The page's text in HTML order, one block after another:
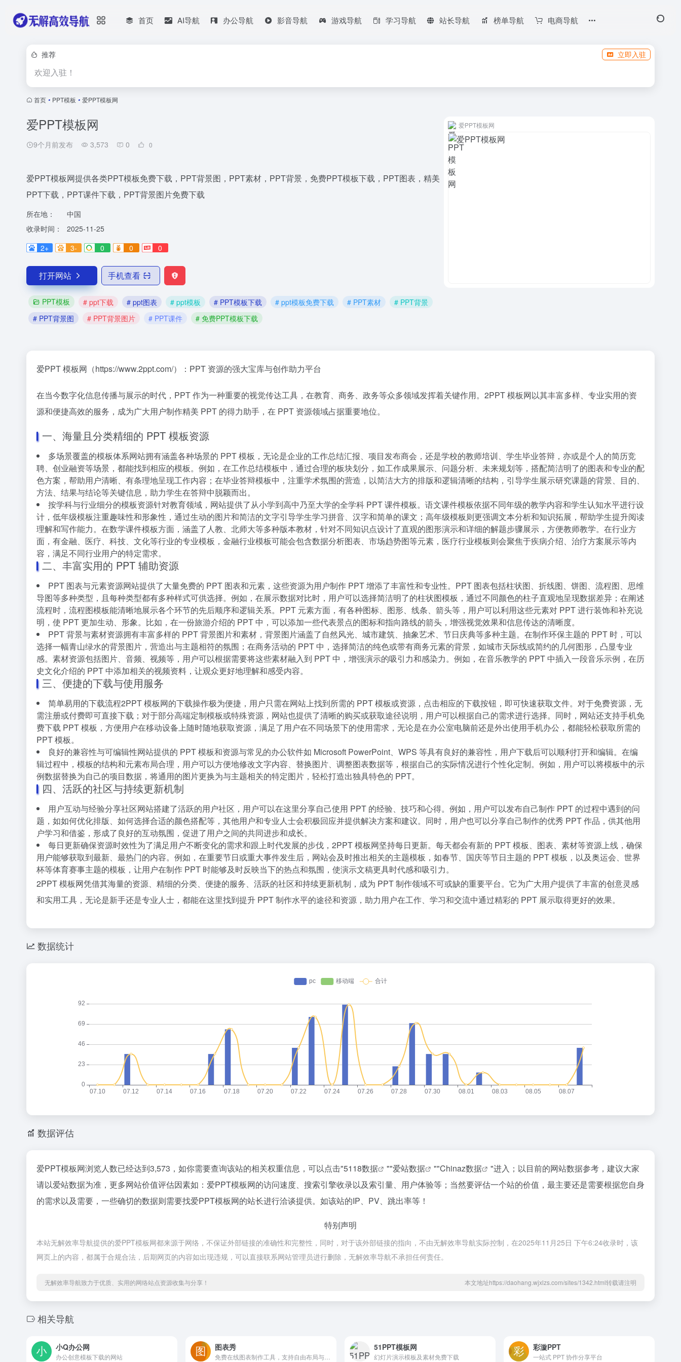
首页 AI导航 办公导航 影音导航 游戏导航 学习导航 站长导航 榜单导航 电商导航
推荐 立即入驻
欢迎入驻！
首页 • PPT模板 • 爱PPT模板网
爱PPT模板网
9个月前发布 3,573 0 0
爱PPT模板网提供各类PPT模板免费下载，PPT背景图，PPT素材，PPT背景，免费PPT模板下载，PPT图表，精美
PPT下载，PPT课件下载，PPT背景图片免费下载
所在地：
中国
收录时间：
2025-11-25
2+
3- 0 0 0
打开网站 手机查看
PPT模板 # ppt下载 # ppt图表 # ppt模板 # PPT模板下载 # ppt模板免费下载 # PPT素材
# PPT背景
# PPT背景图
# PPT背景图片 # PPT课件 # 免费PPT模板下载
爱PPT模板网
爱PPT 模板网（https://www.2ppt.com/）：PPT 资源的强大宝库与创作助力平台
在当今数字化信息传播与展示的时代，PPT 作为一种重要的视觉传达工具，在教育、商务、政务等众多领域发挥着关键作用。2PPT 模板网以其丰富多样、专业实用的资
源和便捷高效的服务，成为广大用户制作精美 PPT 的得力助手，在 PPT 资源领域占据重要地位。
一、海量且分类精细的 PPT 模板资源
多场景覆盖的模板体系网站拥有涵盖各种场景的 PPT 模板，无论是企业的工作总结汇报、项目发布商会，还是学校的教师培训、学生毕业答辩，亦或是个人的简历竞
聘、创业融资等场景，都能找到相应的模板。例如，在工作总结模板中，通过合理的板块划分，如工作成果展示、问题分析、未来规划等，搭配简洁明了的图表和专业的配
色方案，帮助用户清晰、有条理地呈现工作内容；在毕业答辩模板中，注重学术氛围的营造，以简洁大方的排版和逻辑清晰的结构，引导学生展示研究课题的背景、目的、
方法、结果与结论等关键信息，助力学生在答辩中脱颖而出。
按学科与行业细分的模板资源针对教育领域，网站提供了从小学到高中乃至大学的全学科 PPT 课件模板。语文课件模板依据不同年级的教学内容和学生认知水平进行设
计，低年级模板注重趣味性和形象性，通过生动的图片和简洁的文字引导学生学习拼音、汉字和简单的课文；高年级模板则更强调文本分析和知识拓展，帮助学生提升阅读
理解和写作能力。在数学课件模板方面，涵盖了人教、北师大等多种版本教材，针对不同知识点设计了直观的图形演示和详细的解题步骤展示，方便教师教学。在行业方
面，有金融、医疗、科技、文化等行业的专业模板，金融行业模板可能会包含数据分析图表、市场趋势图等元素，医疗行业模板则会聚焦于疾病介绍、治疗方案展示等内
容，满足不同行业用户的特定需求。
二、丰富实用的 PPT 辅助资源
PPT 图表与元素资源网站提供了大量免费的 PPT 图表和元素，这些资源为用户制作 PPT 增添了丰富性和专业性。PPT 图表包括柱状图、折线图、饼图、流程图、思维
导图等多种类型，且每种类型都有多种样式可供选择。例如，在展示数据对比时，用户可以选择简洁明了的柱状图模板，通过不同颜色的柱子直观地呈现数据差异；在阐述
流程时，流程图模板能清晰地展示各个环节的先后顺序和逻辑关系。PPT 元素方面，有各种图标、图形、线条、箭头等，用户可以利用这些元素对 PPT 进行装饰和补充说
明，使 PPT 更加生动、形象。比如，在一份旅游介绍的 PPT 中，可以添加一些代表景点的图标和指向路线的箭头，增强视觉效果和信息传达的清晰度。
PPT 背景与素材资源拥有丰富多样的 PPT 背景图片和素材，背景图片涵盖了自然风光、城市建筑、抽象艺术、节日庆典等多种主题。在制作环保主题的 PPT 时，可以
选择一幅青山绿水的背景图片，营造出与主题相符的氛围；在商务活动的 PPT 中，选择简洁的纯色或带有商务元素的背景，如城市天际线或简约的几何图形，凸显专业
感。素材资源包括图片、音频、视频等，用户可以根据需要将这些素材融入到 PPT 中，增强演示的吸引力和感染力。例如，在音乐教学的 PPT 中插入一段音乐示例，在历
史文化介绍的 PPT 中添加相关的视频资料，让观众更好地理解和感受内容。
三、便捷的下载与使用服务
简单易用的下载流程2PPT 模板网的下载操作极为便捷，用户只需在网站上找到所需的 PPT 模板或资源，点击相应的下载按钮，即可快速获取文件。对于免费资源，无
需注册或付费即可直接下载；对于部分高端定制模板或特殊资源，网站也提供了清晰的购买或获取途径说明，用户可以根据自己的需求进行选择。同时，网站还支持手机免
费下载 PPT 模板，方便用户在移动设备上随时随地获取资源，满足了用户在不同场景下的使用需求，无论是在办公室电脑前还是外出使用手机办公，都能轻松获取所需的
PPT 模板。
良好的兼容性与可编辑性网站提供的 PPT 模板和资源与常见的办公软件如 Microsoft PowerPoint、WPS 等具有良好的兼容性，用户下载后可以顺利打开和编辑。在编
辑过程中，模板的结构和元素布局合理，用户可以方便地修改文字内容、替换图片、调整图表数据等，根据自己的实际情况进行个性化定制。例如，用户可以将模板中的示
例数据替换为自己的项目数据，将通用的图片更换为与主题相关的特定图片，轻松打造出独具特色的 PPT。
四、活跃的社区与持续更新机制
用户互动与经验分享社区网站搭建了活跃的用户社区，用户可以在这里分享自己使用 PPT 的经验、技巧和心得。例如，用户可以发布自己制作 PPT 的过程中遇到的问
题，如如何优化排版、如何选择合适的颜色搭配等，其他用户和专业人士会积极回应并提供解决方案和建议。同时，用户也可以分享自己制作的优秀 PPT 作品，供其他用
户学习和借鉴，形成了良好的互动氛围，促进了用户之间的共同进步和成长。
每日更新确保资源时效性为了满足用户不断变化的需求和跟上时代发展的步伐，2PPT 模板网坚持每日更新。每天都会有新的 PPT 模板、图表、素材等资源上线，确保
用户能够获取到最新、最热门的内容。例如，在重要节日或重大事件发生后，网站会及时推出相关的主题模板，如春节、国庆等节日主题的 PPT 模板，以及奥运会、世界
杯等体育赛事主题的模板，让用户在制作 PPT 时能够及时反映当下的热点和氛围，使演示文稿更具时代感和吸引力。
2PPT 模板网凭借其海量的资源、精细的分类、便捷的服务、活跃的社区和持续更新机制，成为 PPT 制作领域不可或缺的重要平台。它为广大用户提供了丰富的创意灵感
和实用工具，无论是新手还是专业人士，都能在这里找到提升 PPT 制作水平的途径和资源，助力用户在工作、学习和交流中通过精彩的 PPT 展示取得更好的效果。
数据统计
数据评估
爱PPT模板网浏览人数已经达到3,573，如你需要查询该站的相关权重信息，可以点击"5118数据 ""爱站数据 ""Chinaz数据
"进入；以目前的网站数据参考，建议大家
请以爱站数据为准，更多网站价值评估因素如：爱PPT模板网的访问速度、搜索引擎收录以及索引量、用户体验等；当然要评估一个站的价值，最主要还是需要根据您自身
的需求以及需要，一些确切的数据则需要找爱PPT模板网的站长进行洽谈提供。如该站的IP、PV、跳出率等！
特别声明
本站无解效率导航提供的爱PPT模板网都来源于网络，不保证外部链接的准确性和完整性，同时，对于该外部链接的指向，不由无解效率导航实际控制，在2025年11月25日 下午6:24收录时，该
网页上的内容，都属于合规合法，后期网页的内容如出现违规，可以直接联系网站管理员进行删除，无解效率导航不承担任何责任。
无解效率导航致力于优质、实用的网络站点资源收集与分享！ 本文地址https://daohang.wjxlzs.com/sites/1342.html转载请注明
相关导航
小Q办公网
办公创意模板下载的网站
图表秀 51PPT模板网
幻灯片演示模板及素材免费下载
彩漩PPT
一站式 PPT 协作分享平台